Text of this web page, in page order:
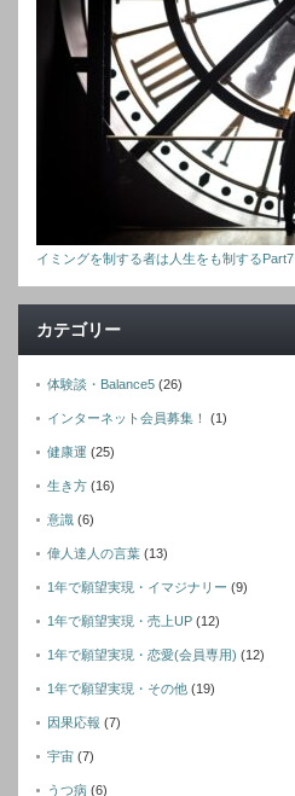
イミングを制する者は人生をも制するPart7
カテゴリー
体験談・Balance5 (26)
インターネット会員募集！ (1)
健康運 (25)
生き方 (16)
意識 (6)
偉人達人の言葉 (13)
1年で願望実現・イマジナリー (9)
1年で願望実現・売上UP (12)
1年で願望実現・恋愛(会員専用) (12)
1年で願望実現・その他 (19)
因果応報 (7)
宇宙 (7)
うつ病 (6)